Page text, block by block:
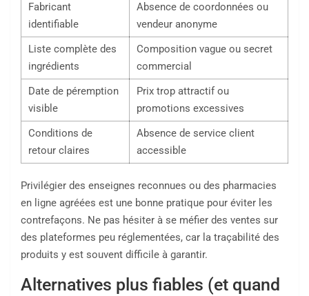
Fabricant
identifiable
Absence de coordonnées ou
vendeur anonyme
Liste complète des
ingrédients
Composition vague ou secret
commercial
Date de péremption
visible
Prix trop attractif ou
promotions excessives
Conditions de
retour claires
Absence de service client
accessible
Privilégier des enseignes reconnues ou des pharmacies
en ligne agréées est une bonne pratique pour éviter les
contrefaçons. Ne pas hésiter à se méfier des ventes sur
des plateformes peu réglementées, car la traçabilité des
produits y est souvent difficile à garantir.
Alternatives plus fiables (et quand